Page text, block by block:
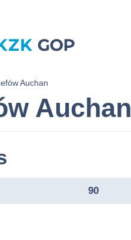
Auchan
Auchan
90